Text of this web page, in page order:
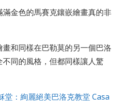
金色的馬賽克鑲嵌繪畫真的非
和同樣在巴勒莫的另一個巴洛
同的風格，但都同樣讓人驚
堂：絢麗絕美巴洛克教堂 Casa